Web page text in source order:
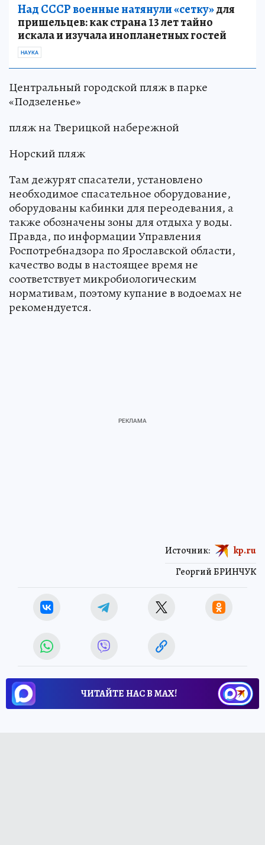
Над СССР военные натянули «сетку»для
пришельцев: как страна 13 лет тайно
искала и изучала инопланетных гостей
НАУКА
Центральный городской пляж в парке
«Подзеленье»
пляж на Тверицкой набережной
Норский пляж
Там дежурят спасатели, установлено
необходимое спасательное оборудование,
оборудованы кабинки для переодевания, а
также обозначены зоны для отдыха у воды.
Правда, по информации Управления
Роспотребнадзора по Ярославской области,
качество воды в настоящее время не
соответствует микробиологическим
нормативам, поэтому купание в водоемах не
рекомендуется.
Георгий БРИНЧУК
Источник: kp.ru
ЧИТАЙТЕ НАС В МАХ!